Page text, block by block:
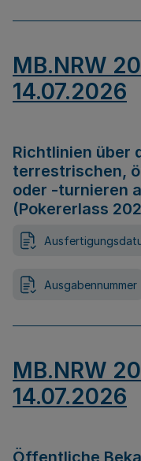
MB.NRW
14.07.2026
Richtlinien über
terrestrischen,
oder -turnieren
(Pokererlass
Ausgabennummer
MB.NRW
14.07.2026
Öffentliche